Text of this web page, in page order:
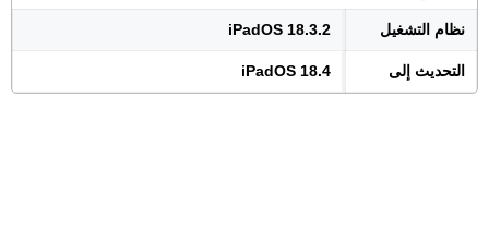
نظام التشغيل iPadOS 18.3.2
التحديث إلى iPadOS 18.4